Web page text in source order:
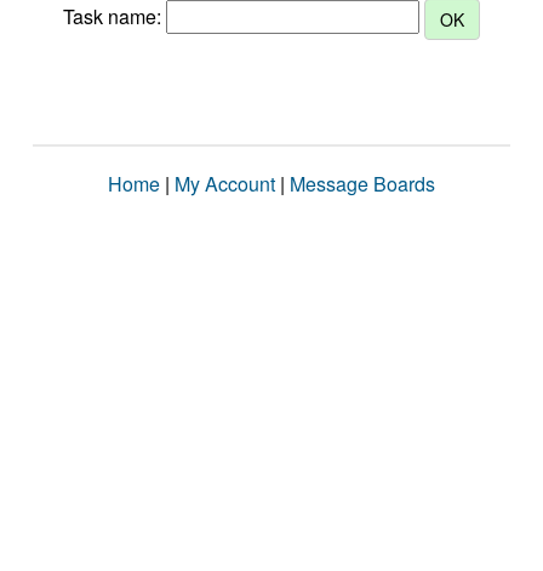
Task name:
Home | My Account | Message Boards